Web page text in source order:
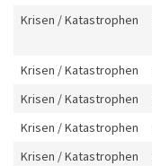
Krisen / Katastrophen
Krisen / Katastrophen
Krisen / Katastrophen
Krisen / Katastrophen
Krisen / Katastrophen